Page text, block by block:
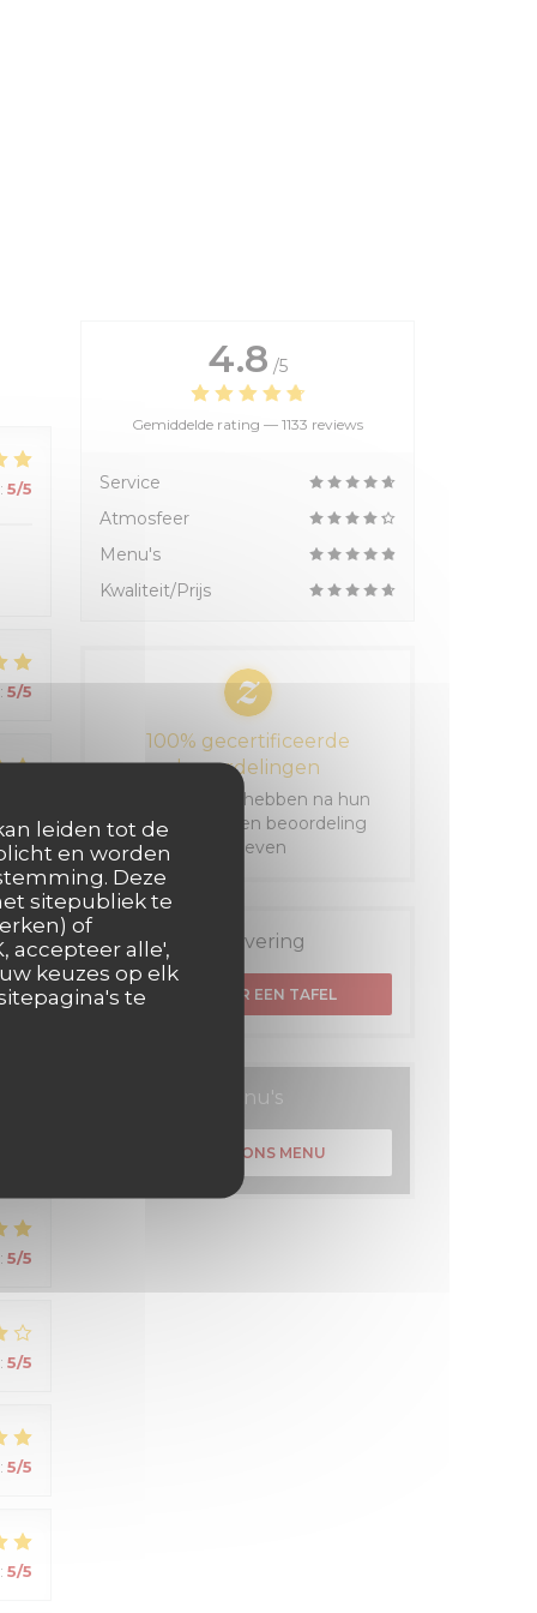
leiden tot de
en worden
Deze
sitepubliek te
of
accepteer alle',
keuzes op elk
te
: 5/5
: 5/5
5/5
: 5/5
: 5/5
: 5/5
: 5/5
4.8 /5
Gemiddelde rating — 1133 reviews
Service
Atmosfeer
Menu's
Kwaliteit/Prijs
100% gecertificeerde
beoordelingen
Onze klanten hebben na hun
reservering een beoordeling
gegeven
Reservering
RESERVEER EEN TAFEL
Menu's
ONTDEK ONS MENU